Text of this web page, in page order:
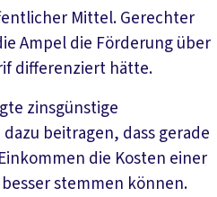
Mittel. Gerechter
Ampel die Förderung über
differenziert hätte.
zinsgünstige
beitragen, dass gerade
die Kosten einer
stemmen können.